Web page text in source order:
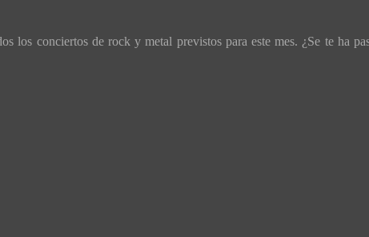
los conciertos de rock y metal previstos para este mes. ¿Se te ha